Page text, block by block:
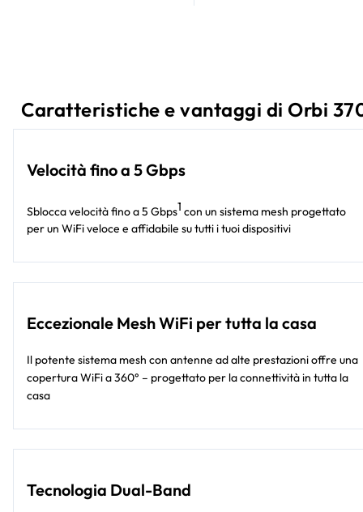
Caratteristiche e vantaggi di Orbi
Velocità fino a 5 Gbps
Sblocca velocità fino a 5 Gbps1 con un sistema mesh progettato
per un WiFi veloce e affidabile su tutti i tuoi dispositivi
Eccezionale Mesh WiFi per tutta la casa
Il potente sistema mesh con antenne ad alte prestazioni offre una
copertura WiFi a 360° – progettato per la connettività in tutta la
casa
Tecnologia Dual-Band